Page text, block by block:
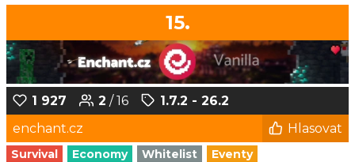
15.
1 927 2 / 16
1.7.2 - 26.2
enchant.cz
Hlasovat
Survival Economy Whitelist Eventy